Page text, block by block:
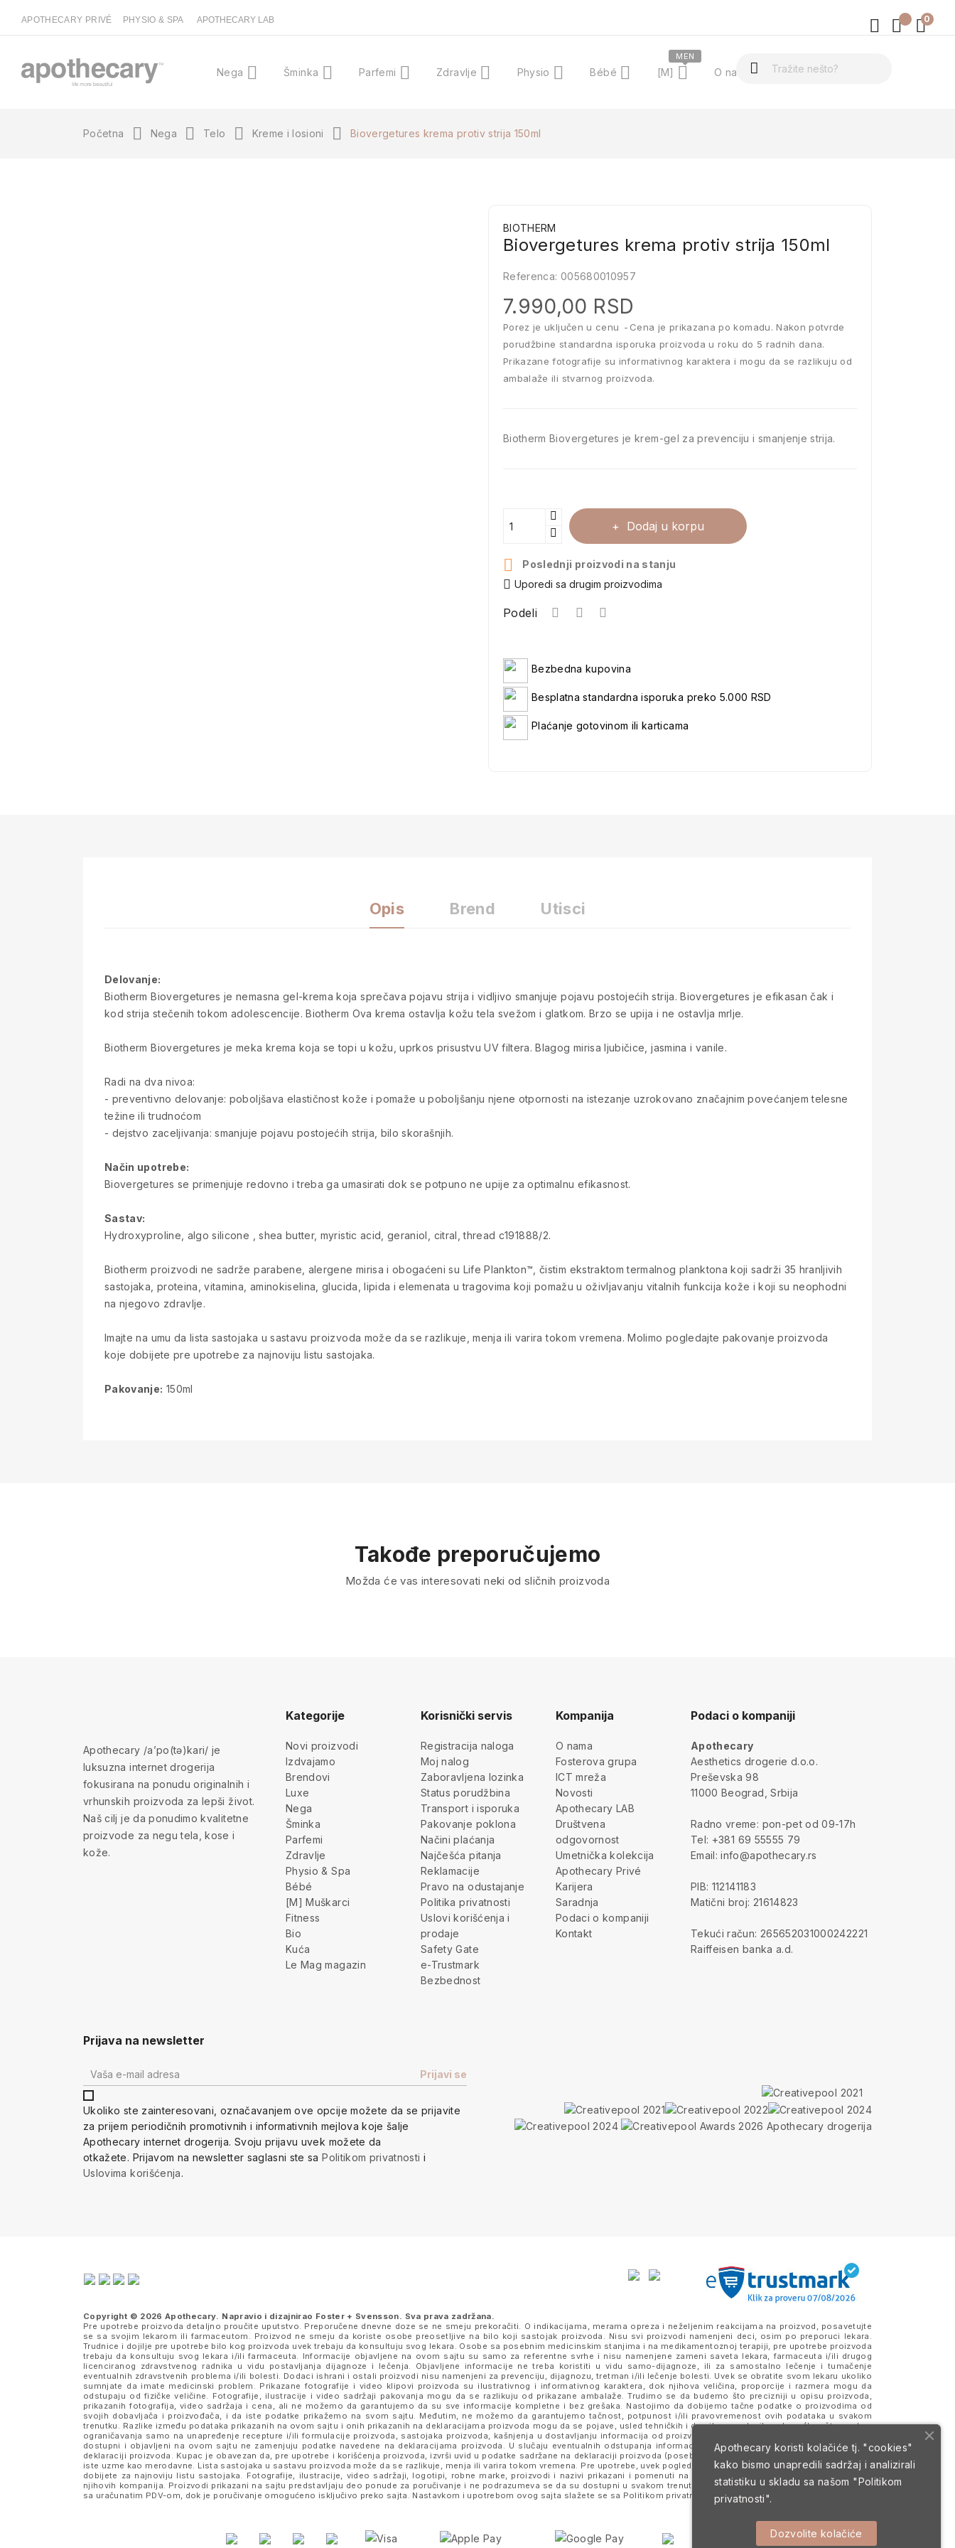
APOTHECARY PRIVÉ PHYSIO & SPA APOTHECARY LAB 0
Nega Šminka Parfemi Zdravlje Physio Bébé [M]
MEN
O nama
Početna Nega Telo Kreme i losioni Biovergetures krema protiv strija 150ml
BIOTHERM
Biovergetures krema protiv strija 150ml
Referenca: 005680010957
7.990,00 RSD
Porez je uključen u cenu
Cena je prikazana po komadu. Nakon potvrde
porudžbine standardna isporuka proizvoda u roku do 5 radnih dana.
Prikazane fotografije su informativnog karaktera i mogu da se razlikuju od
ambalaže ili stvarnog proizvoda.
Biotherm Biovergetures je krem-gel za prevenciju i smanjenje strija.
Dodaj u korpu

Poslednji proizvodi na stanju
Uporedi sa drugim proizvodima
Podeli
Bezbedna kupovina
Besplatna standardna isporuka preko 5.000 RSD
Plaćanje gotovinom ili karticama
Opis Brend Utisci
Delovanje:
Biotherm Biovergetures je nemasna gel-krema koja sprečava pojavu strija i vidljivo smanjuje pojavu postojećih strija. Biovergetures je efikasan čak i
kod strija stečenih tokom adolescencije. Biotherm Ova krema ostavlja kožu tela svežom i glatkom. Brzo se upija i ne ostavlja mrlje.
Biotherm Biovergetures je meka krema koja se topi u kožu, uprkos prisustvu UV filtera. Blagog mirisa ljubičice, jasmina i vanile.
Radi na dva nivoa:
- preventivno delovanje: poboljšava elastičnost kože i pomaže u poboljšanju njene otpornosti na istezanje uzrokovano značajnim povećanjem telesne
težine ili trudnoćom
- dejstvo zaceljivanja: smanjuje pojavu postojećih strija, bilo skorašnjih.
Način upotrebe:
Biovergetures se primenjuje redovno i treba ga umasirati dok se potpuno ne upije za optimalnu efikasnost.
Sastav:
Hydroxyproline, algo silicone , shea butter, myristic acid, geraniol, citral, thread c191888/2.
Biotherm proizvodi ne sadrže parabene, alergene mirisa i obogaćeni su Life Plankton™, čistim ekstraktom termalnog planktona koji sadrži 35 hranljivih
sastojaka, proteina, vitamina, aminokiselina, glucida, lipida i elemenata u tragovima koji pomažu u oživljavanju vitalnih funkcija kože i koji su neophodni
na njegovo zdravlje.
Imajte na umu da lista sastojaka u sastavu proizvoda može da se razlikuje, menja ili varira tokom vremena. Molimo pogledajte pakovanje proizvoda
koje dobijete pre upotrebe za najnoviju listu sastojaka.
Pakovanje: 150ml
Takođe preporučujemo
Možda će vas interesovati neki od sličnih proizvoda
Apothecary /a’po(tə)kari/ je
luksuzna internet drogerija
fokusirana na ponudu originalnih i
vrhunskih proizvoda za lepši život.
Naš cilj je da ponudimo kvalitetne
proizvode za negu tela, kose i
kože.
Kategorije
Novi proizvodi
Izdvajamo
Brendovi
Luxe
Nega
Šminka
Parfemi
Zdravlje
Physio & Spa
Bébé
[M] Muškarci
Fitness
Bio
Kuća
Le Mag magazin
Korisnički servis
Registracija naloga
Moj nalog
Zaboravljena lozinka
Status porudžbina
Transport i isporuka
Pakovanje poklona
Načini plaćanja
Najčešća pitanja
Reklamacije
Pravo na odustajanje
Politika privatnosti
Uslovi korišćenja i
prodaje
Safety Gate
e-Trustmark
Bezbednost
Kompanija
O nama
Fosterova grupa
ICT mreža
Novosti
Apothecary LAB
Društvena
odgovornost
Umetnička kolekcija
Apothecary Privé
Karijera
Saradnja
Podaci o kompaniji
Kontakt
Podaci o kompaniji
Apothecary
Aesthetics drogerie d.o.o.
Preševska 98
11000 Beograd, Srbija
Radno vreme: pon-pet od 09-17h
Tel: +381 69 55555 79
Email: info@apothecary.rs
PIB: 112141183
Matični broj: 21614823
Tekući račun: 265652031000242221
Raiffeisen banka a.d.
Prijava na newsletter
Ukoliko ste zainteresovani, označavanjem ove opcije možete da se prijavite
za prijem periodičnih promotivnih i informativnih mejlova koje šalje
Apothecary internet drogerija. Svoju prijavu uvek možete da
otkažete. Prijavom na newsletter saglasni ste saPolitikom privatnosti i
Uslovima korišćenja.
Copyright © 2026 Apothecary. Napravio i dizajnirao Foster + Svensson . Sva prava zadržana.
Pre upotrebe proizvoda detaljno proučite uputstvo. Preporučene dnevne doze se ne smeju prekoračiti. O indikacijama, merama opreza i neželjenim reakcijama na proizvod, posavetujte
se sa svojim lekarom ili farmaceutom. Proizvod ne smeju da koriste osobe preosetljive na bilo koji sastojak proizvoda. Nisu svi proizvodi namenjeni deci, osim po preporuci lekara.
Trudnice i dojilje pre upotrebe bilo kog proizvoda uvek trebaju da konsultuju svog lekara. Osobe sa posebnim medicinskim stanjima i na medikamentoznoj terapiji, pre upotrebe proizvoda
trebaju da konsultuju svog lekara i/ili farmaceuta. Informacije objavljene na ovom sajtu su samo za referentne svrhe i nisu namenjene zameni saveta lekara, farmaceuta i/ili drugog
licenciranog zdravstvenog radnika u vidu postavljanja dijagnoze i lečenja. Objavljene informacije ne treba koristiti u vidu samo-dijagnoze, ili za samostalno lečenje i tumačenje
eventualnih zdravstvenih problema i/ili bolesti. Dodaci ishrani i ostali proizvodi nisu namenjeni za prevenciju, dijagnozu, tretman i/ili lečenje bolesti. Uvek se obratite svom lekaru ukoliko
sumnjate da imate medicinski problem. Prikazane fotografije i video klipovi proizvoda su ilustrativnog i informativnog karaktera, dok njihova veličina, proporcije i razmera mogu da
odstupaju od fizičke veličine. Fotografije, ilustracije i video sadržaji pakovanja mogu da se razlikuju od prikazane ambalaže. Trudimo se da budemo što precizniji u opisu proizvoda,
prikazanih fotografija, video sadržaja i cena, ali ne možemo da garantujemo da su sve informacije kompletne i bez grešaka. Nastojimo da dobijemo tačne podatke o proizvodima od
svojih dobavljača i proizvođača, i da iste podatke prikažemo na svom sajtu. Međutim, ne možemo da garantujemo tačnost, potpunost i/ili pravovremenost ovih podataka u svakom
trenutku. Razlike između podataka prikazanih na ovom sajtu i onih prikazanih na deklaracijama proizvoda mogu da se pojave, usled tehničkih i drugih opravdanih razloga (kao što su, bez
ograničavanja samo na unapređenje recepture i/ili formulacije proizvoda, sastojaka proizvoda, kašnjenja u dostavljanju informacija od proizvođača i/ili dobavljača i dr.). Podaci koji su
dostupni i objavljeni na ovom sajtu ne zamenjuju podatke navedene na deklaracijama proizvoda. U slučaju eventualnih odstupanja informacija, merodavne su one koje se nalaze na
deklaraciji proizvoda. Kupac je obavezan da, pre upotrebe i korišćenja proizvoda, izvrši uvid u podatke sadržane na deklaraciji proizvoda (posebno na eventualno prisustvo alergena) i da
iste uzme kao merodavne. Lista sastojaka u sastavu proizvoda može da se razlikuje, menja ili varira tokom vremena. Pre upotrebe, uvek pogledajte deklaraciju i pakovanje proizvoda koje
dobijete za najnoviju listu sastojaka. Fotografije, ilustracije, video sadržaji, logotipi, robne marke, proizvodi i nazivi prikazani i pomenuti na sajtu mogu da budu ili jesu zaštitni znaci
njihovih kompanija. Proizvodi prikazani na sajtu predstavljaju deo ponude za poručivanje i ne podrazumeva se da su dostupni u svakom trenutku. Sve cene su izražene u dinarima (RSD)
sa uračunatim PDV-om, dok je poručivanje omogućeno isključivo preko sajta. Nastavkom i upotrebom ovog sajta slažete se sa Politikom privatnosti iUslovima korišćenja i prodaje
Apothecary koristi kolačiće tj. "cookies"
kako bismo unapredili sadržaj i analizirali
statistiku u skladu sa našom "Politikom
privatnosti".
Dozvolite kolačiće